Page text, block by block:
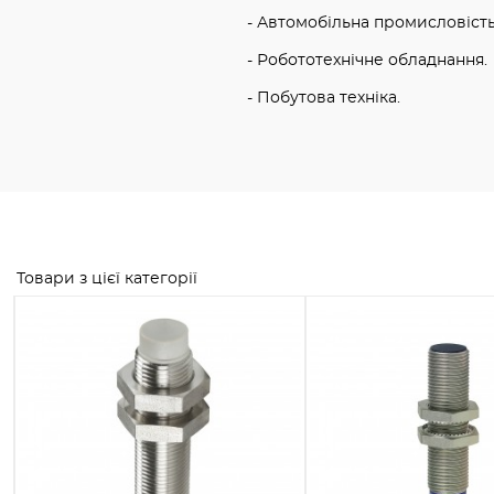
- Автомобільна
- Робототехнічне обладнання.
- Побутова техніка.
Товари з цієї категорії